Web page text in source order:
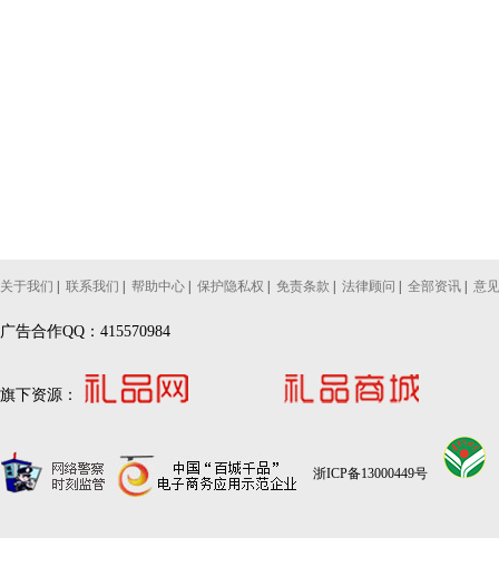
关于我们 联系我们 帮助中心 保护隐私权 免责条款 法律顾问 全部资讯 意
广告合作QQ：415570984
旗下资源：
浙ICP备13000449号